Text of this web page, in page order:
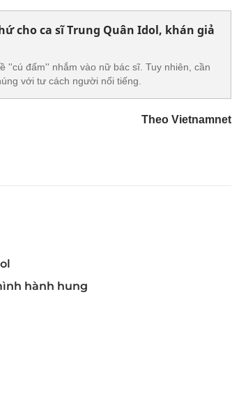
cho ca sĩ Trung Quân Idol, khán giả
''cú đấm'' nhắm vào nữ bác sĩ. Tuy nhiên, cần
với tư cách người nổi tiếng.
Theo Vietnamnet
hành hung